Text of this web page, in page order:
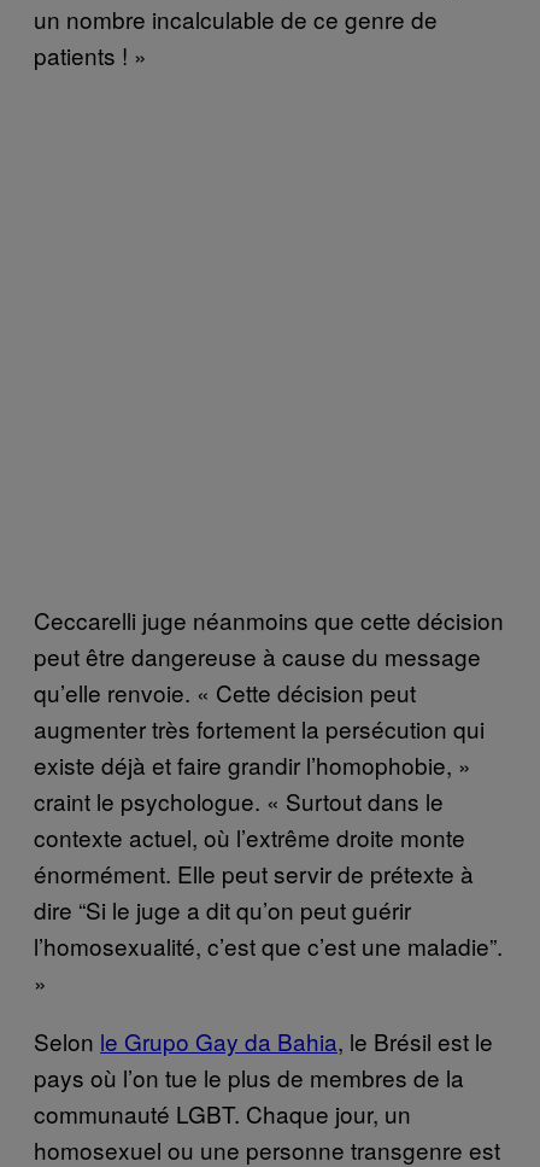
un nombre incalculable de ce genre de
patients ! »
Ceccarelli juge néanmoins que cette décision
peut être dangereuse à cause du message
qu’elle renvoie. « Cette décision peut
augmenter très fortement la persécution qui
existe déjà et faire grandir l’homophobie, »
craint le psychologue. « Surtout dans le
contexte actuel, où l’extrême droite monte
énormément. Elle peut servir de prétexte à
dire “Si le juge a dit qu’on peut guérir
l’homosexualité, c’est que c’est une maladie”.
»
Selon le Grupo Gay da Bahia, le Brésil est le
pays où l’on tue le plus de membres de la
communauté LGBT. Chaque jour, un
homosexuel ou une personne transgenre est